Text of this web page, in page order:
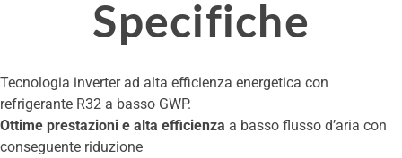
Specifiche
Tecnologia inverter ad alta efficienza energetica con
refrigerante R32 a basso GWP.
Ottime prestazioni e alta efficienza a basso flusso d’aria con
conseguente riduzione